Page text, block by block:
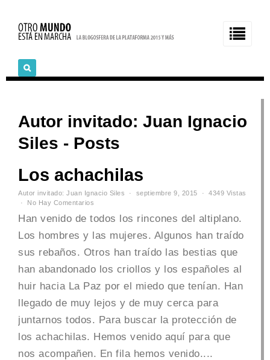
Autor invitado: Juan Ignacio
Siles - Posts
Los achachilas
Autor invitado: Juan Ignacio Siles septiembre 9, 2015
4349 Vistas
No Hay Comentarios
Han venido de todos los rincones del altiplano.
Los hombres y las mujeres. Algunos han traído
sus rebaños. Otros han traído las bestias que
han abandonado los criollos y los españoles al
huir hacia La Paz por el miedo que tenían. Han
llegado de muy lejos y de muy cerca para
juntarnos todos. Para buscar la protección de
los achachilas. Hemos venido aquí para que
nos acompañen. En fila hemos venido....